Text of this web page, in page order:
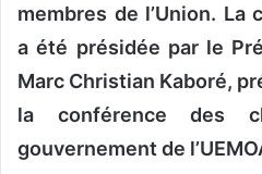
membres de l’Union. La
a été présidée par le
Marc Christian Kaboré,
la conférence des
gouvernement de